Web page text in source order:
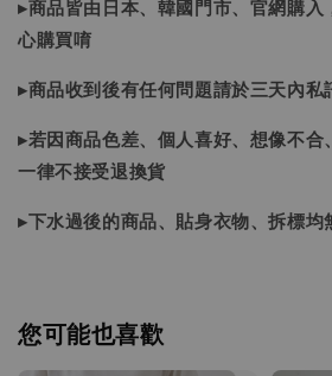
▸商品皆由日本、韓國門市、官網購入
心購買唷
▸商品收到後有任何問題請於三天內私
▸若因商品色差、個人喜好、想像不合
一律不接受退換貨
▸下水過後的商品、貼身衣物、拆標均
您可能也喜歡